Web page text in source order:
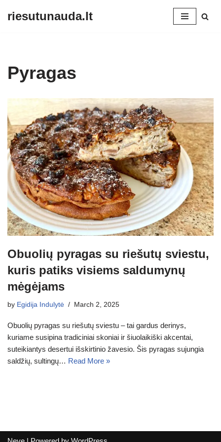
riesutunauda.lt
Pyragas
Obuolių pyragas su riešutų sviestu,
kuris patiks visiems saldumynų
mėgėjams
by Egidija Indulytė March 2, 2025
Obuolių pyragas su riešutų sviestu – tai gardus derinys,
kuriame susipina tradiciniai skoniai ir šiuolaikiški akcentai,
suteikiantys desertui išskirtinio žavesio. Šis pyragas sujungia
saldžių, sultingų… Read More »